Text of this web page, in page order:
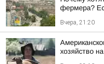
фермера?
Вчера, 21:20
хозяйство